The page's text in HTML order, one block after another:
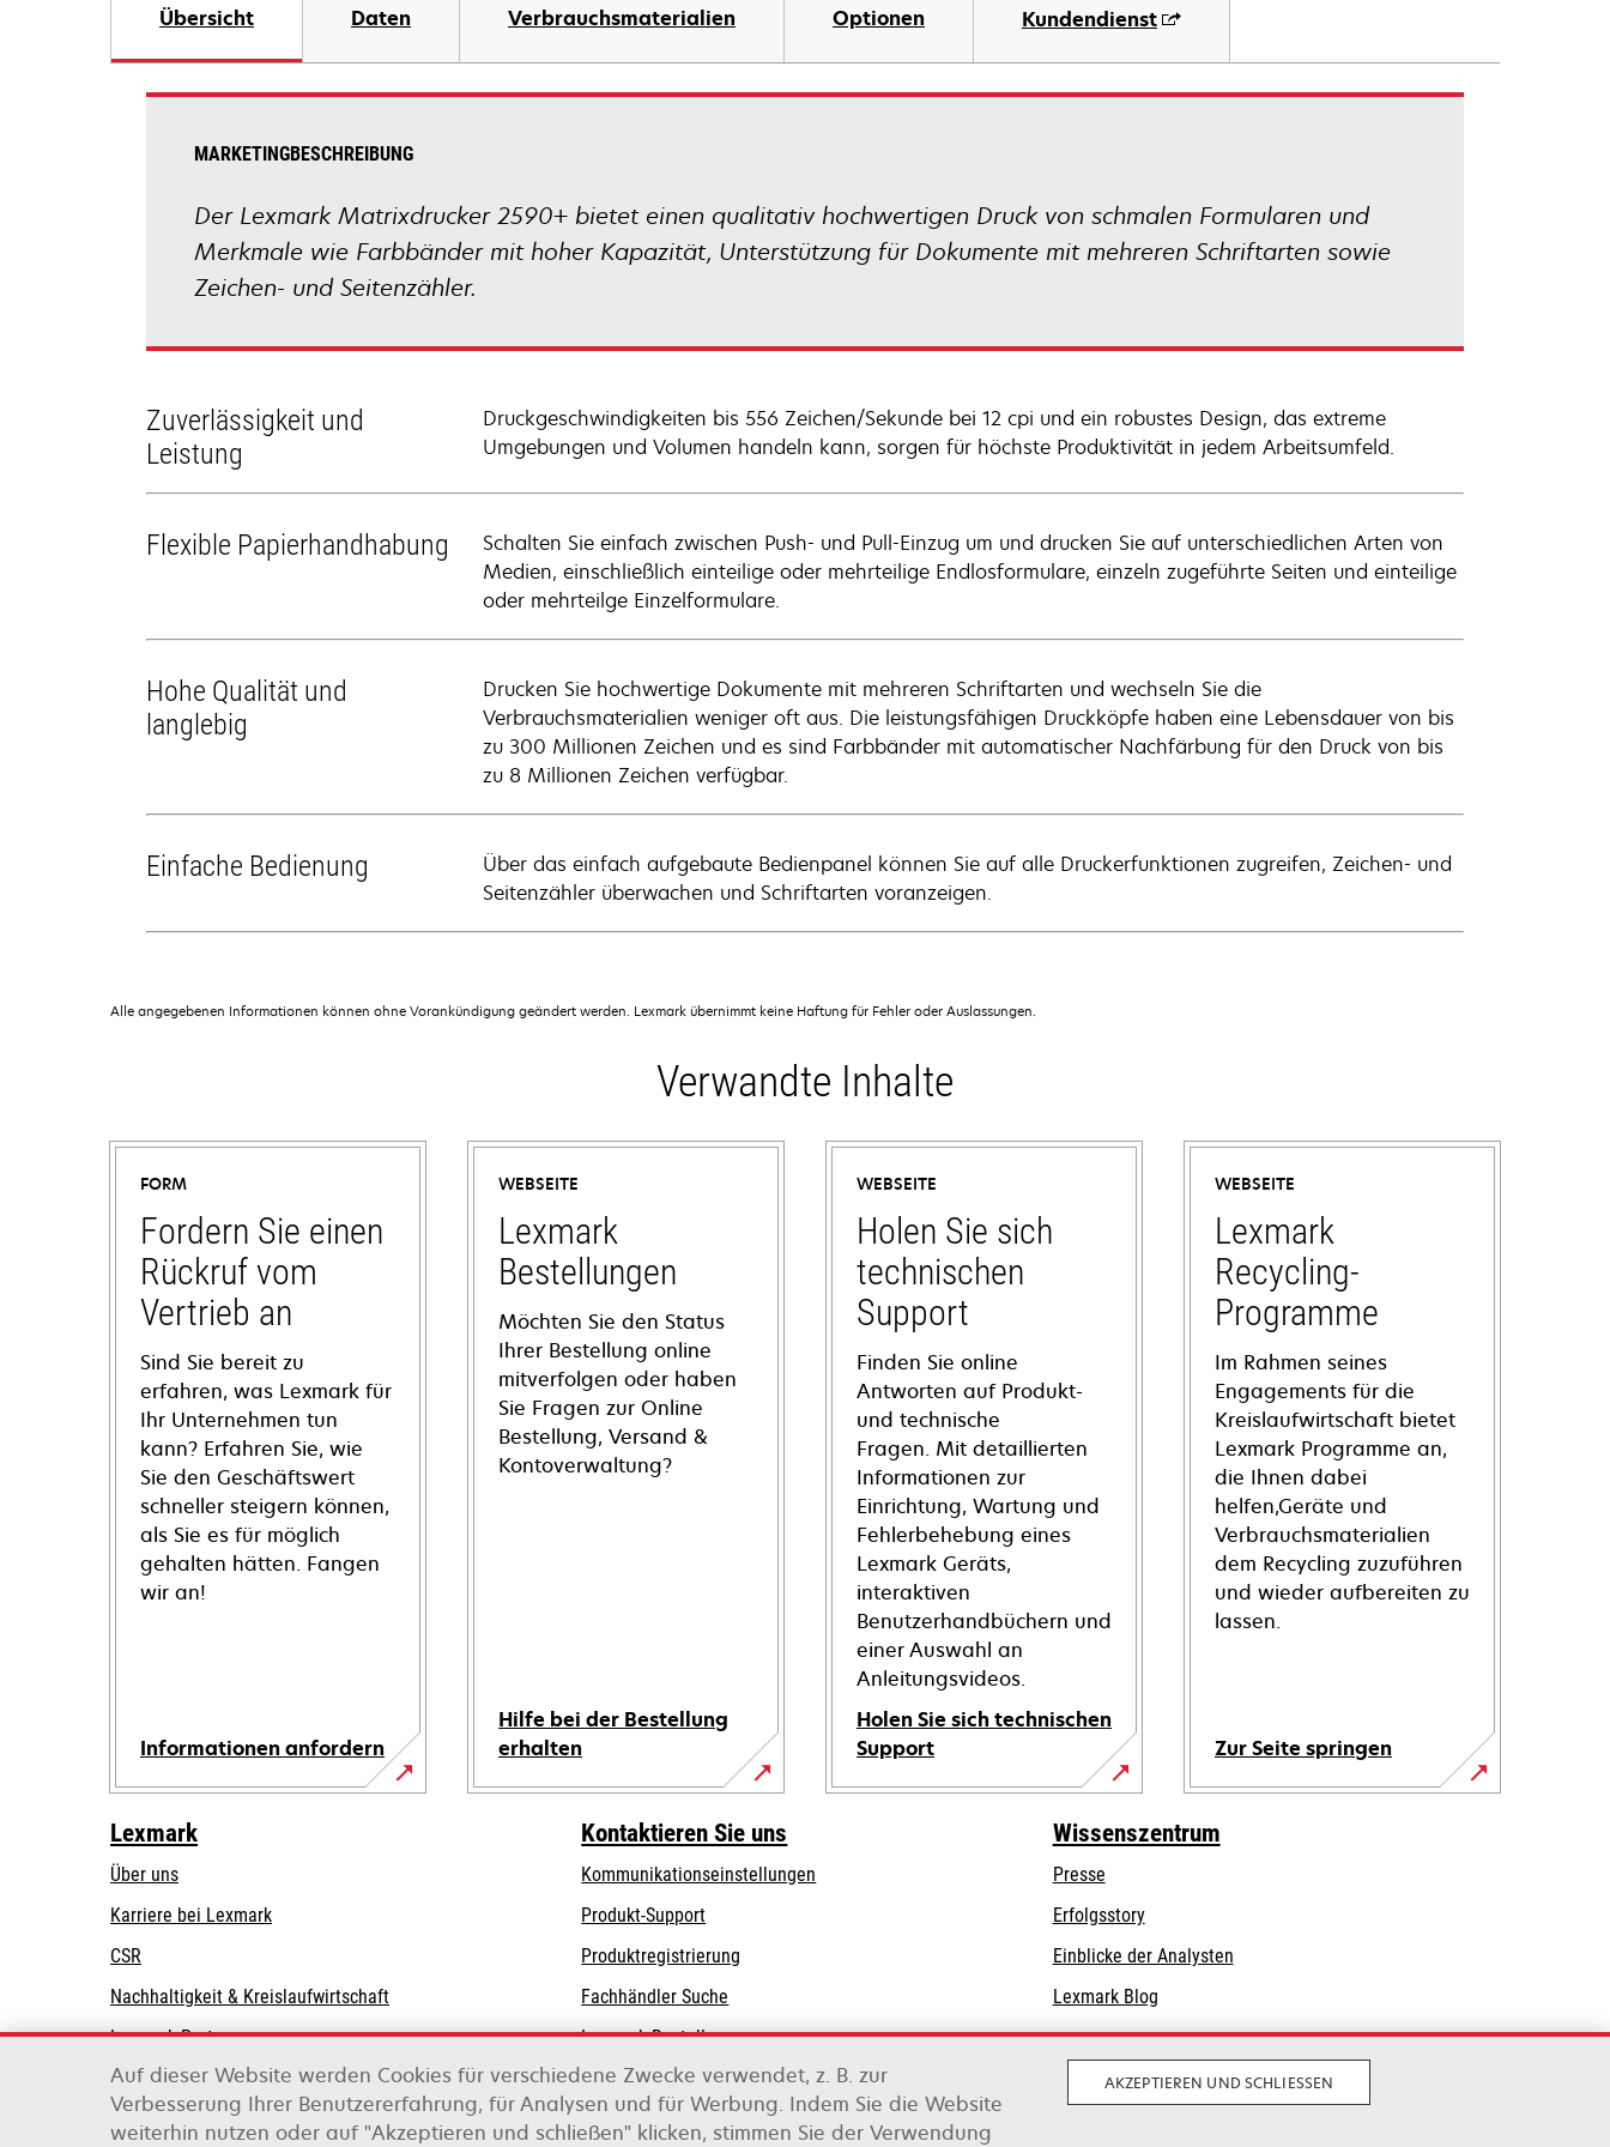
Übersicht Daten Verbrauchsmaterialien Optionen Kundendienst
MARKETINGBESCHREIBUNG
Der Lexmark Matrixdrucker 2590+ bietet einen qualitativ hochwertigen Druck von schmalen Formularen und
Merkmale wie Farbbänder mit hoher Kapazität, Unterstützung für Dokumente mit mehreren Schriftarten sowie
Zeichen- und Seitenzähler.
Zuverlässigkeit und
Leistung
Druckgeschwindigkeiten bis 556 Zeichen/Sekunde bei 12 cpi und ein robustes Design, das extreme
Umgebungen und Volumen handeln kann, sorgen für höchste Produktivität in jedem Arbeitsumfeld.
Flexible Papierhandhabung
Schalten Sie einfach zwischen Push- und Pull-Einzug um und drucken Sie auf unterschiedlichen Arten von
Medien, einschließlich einteilige oder mehrteilige Endlosformulare, einzeln zugeführte Seiten und einteilige
oder mehrteilge Einzelformulare.
Hohe Qualität und
langlebig
Drucken Sie hochwertige Dokumente mit mehreren Schriftarten und wechseln Sie die
Verbrauchsmaterialien weniger oft aus. Die leistungsfähigen Druckköpfe haben eine Lebensdauer von bis
zu 300 Millionen Zeichen und es sind Farbbänder mit automatischer Nachfärbung für den Druck von bis
zu 8 Millionen Zeichen verfügbar.
Einfache Bedienung
Über das einfach aufgebaute Bedienpanel können Sie auf alle Druckerfunktionen zugreifen, Zeichen- und
Seitenzähler überwachen und Schriftarten voranzeigen.
Alle angegebenen Informationen können ohne Vorankündigung geändert werden. Lexmark übernimmt keine Haftung für Fehler oder Auslassungen.
Verwandte Inhalte
FORM
Fordern Sie einen
Rückruf vom
Vertrieb an
Sind Sie bereit zu
erfahren, was Lexmark für
Ihr Unternehmen tun
kann? Erfahren Sie, wie
Sie den Geschäftswert
schneller steigern können,
als Sie es für möglich
gehalten hätten. Fangen
wir an!
Informationen anfordern
WEBSEITE
Lexmark
Bestellungen
Möchten Sie den Status
Ihrer Bestellung online
mitverfolgen oder haben
Sie Fragen zur Online
Bestellung, Versand &
Kontoverwaltung?
Hilfe bei der Bestellung
erhalten
WEBSEITE
Holen Sie sich
technischen
Support
Finden Sie online
Antworten auf Produkt-
und technische
Fragen. Mit detaillierten
Informationen zur
Einrichtung, Wartung und
Fehlerbehebung eines
Lexmark Geräts,
interaktiven
Benutzerhandbüchern und
einer Auswahl an
Anleitungsvideos.
Holen Sie sich technischen
Support
wird
WEBSEITE
Lexmark
Recycling-
Programme
Im Rahmen seines
Engagements für die
Kreislaufwirtschaft bietet
Lexmark Programme an,
die Ihnen dabei
helfen,Geräte und
Verbrauchsmaterialien
dem Recycling zuzuführen
und wieder aufbereiten zu
lassen.
Zur Seite springen
Lexmark
Über uns
Karriere bei Lexmark
CSR
Nachhaltigkeit & Kreislaufwirtschaft
Lexmark-Partner
Kontaktieren Sie uns
Kommunikationseinstellungen
wird
in
einer
neuen
Registerkarte
Produkt-Supportwird
einer
neuen
Registerkarte
Produktregistrierung
Fachhändler Suche
Lexmark Bestellungen
Lexmark Distributoren
Wissenszentrum
Presse
Erfolgsstory
Einblicke der Analysten
Lexmark Blog
Auf dieser Website werden Cookies für verschiedene Zwecke verwendet, z. B. zur
Verbesserung Ihrer Benutzererfahrung, für Analysen und für Werbung. Indem Sie die Website
weiterhin nutzen oder auf "Akzeptieren und schließen" klicken, stimmen Sie der Verwendung
AKZEPTIEREN UND SCHLIESSEN